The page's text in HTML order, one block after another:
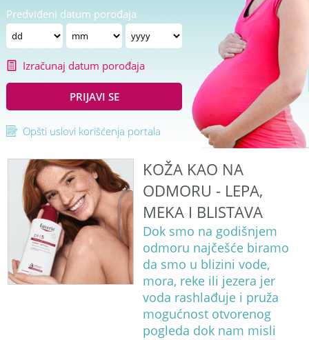
Predviđeni datum porođaja
Izračunaj datum porođaja
PRIJAVI SE
Opšti uslovi korišćenja portala
KOŽA KAO NA
ODMORU - LEPA,
MEKA I BLISTAVA
Dok smo na godišnjem
odmoru najčešće biramo
da smo u blizini vode,
mora, reke ili jezera jer
voda rashlađuje i pruža
mogućnost otvorenog
pogleda dok nam misli